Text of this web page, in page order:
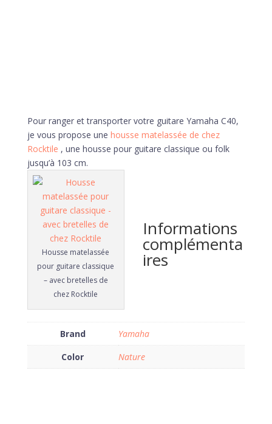
Pour ranger et transporter votre guitare Yamaha C40,
je vous propose une housse matelassée de chez
Rocktile , une housse pour guitare classique ou folk
jusqu’à 103 cm.
Housse matelassée
pour guitare classique
– avec bretelles de
chez Rocktile
Informations
complémenta
ires
Brand
Yamaha
Color
Nature